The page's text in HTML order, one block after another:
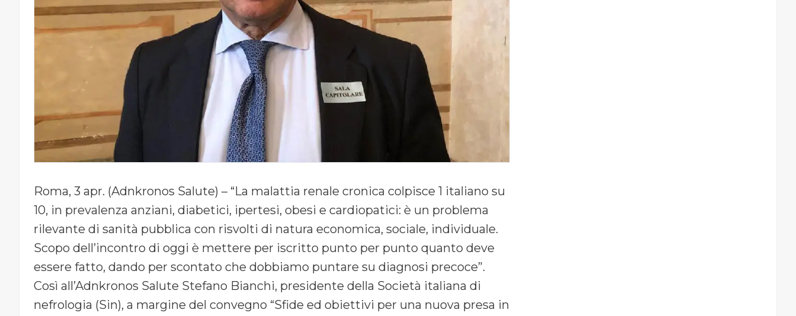
Roma, 3 apr. (Adnkronos Salute) – “La malattia renale cronica colpisce 1 italiano su
10, in prevalenza anziani, diabetici, ipertesi, obesi e cardiopatici: è un problema
rilevante di sanità pubblica con risvolti di natura economica, sociale, individuale.
Scopo dell’incontro di oggi è mettere per iscritto punto per punto quanto deve
essere fatto, dando per scontato che dobbiamo puntare su diagnosi precoce”.
Così all’Adnkronos Salute Stefano Bianchi, presidente della Società italiana di
nefrologia (Sin), a margine del convegno “Sfide ed obiettivi per una nuova presa in